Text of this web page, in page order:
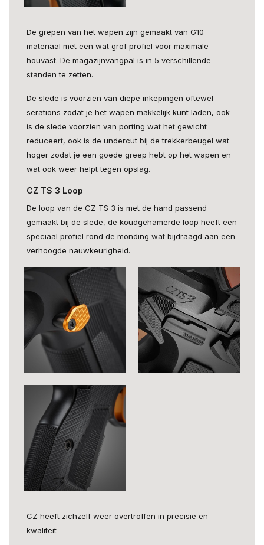
De grepen van het wapen zijn gemaakt van G10
materiaal met een wat grof profiel voor maximale
houvast. De magazijnvangpal is in 5 verschillende
standen te zetten.
De slede is voorzien van diepe inkepingen oftewel
serations zodat je het wapen makkelijk kunt laden, ook
is de slede voorzien van porting wat het gewicht
reduceert, ook is de undercut bij de trekkerbeugel wat
hoger zodat je een goede greep hebt op het wapen en
wat ook weer helpt tegen opslag.
CZ TS 3 Loop
De loop van de CZ TS 3 is met de hand passend
gemaakt bij de slede, de koudgehamerde loop heeft een
speciaal profiel rond de monding wat bijdraagd aan een
verhoogde nauwkeurigheid.
CZ heeft zichzelf weer overtroffen in precisie en
kwaliteit